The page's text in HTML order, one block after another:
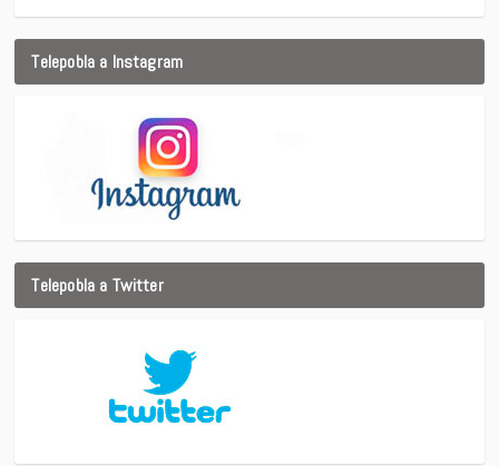
Telepobla a Instagram
Telepobla a Twitter